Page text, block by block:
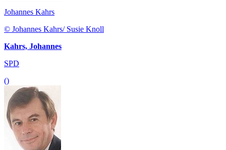
Johannes Kahrs
© Johannes Kahrs/ Susie Knoll
Kahrs, Johannes
SPD
()